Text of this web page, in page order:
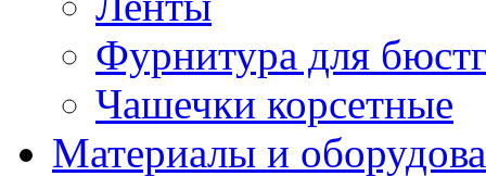
Фурнитура для
Чашечки корсетные
Материалы и